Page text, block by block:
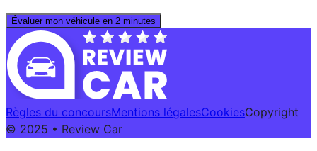
Évaluer mon véhicule en 2 minutes
Règles du concoursMentions légalesCookiesCopyright
© 2025 • Review Car